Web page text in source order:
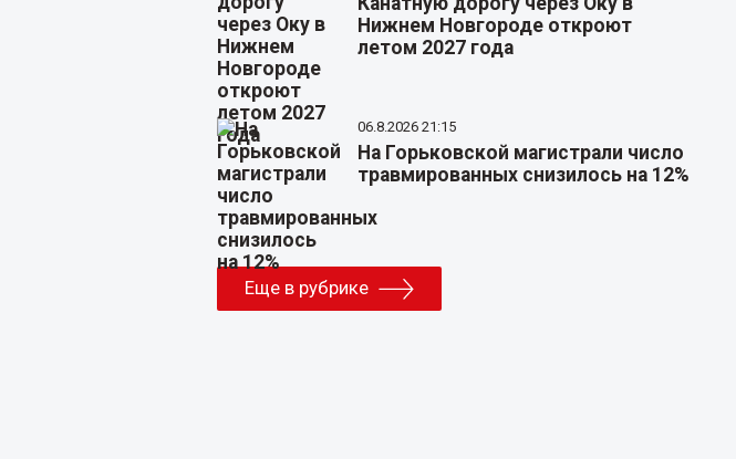
Нижнем Новгороде откроют
летом 2027 года
06.8.2026 21:15
На Горьковской магистрали число
травмированных снизилось на 12%
Еще в рубрике